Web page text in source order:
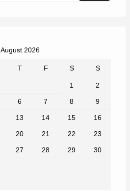
August 2026
T F S S
1 2
6 7 8 9
13 14 15 16
20 21 22 23
27 28 29 30